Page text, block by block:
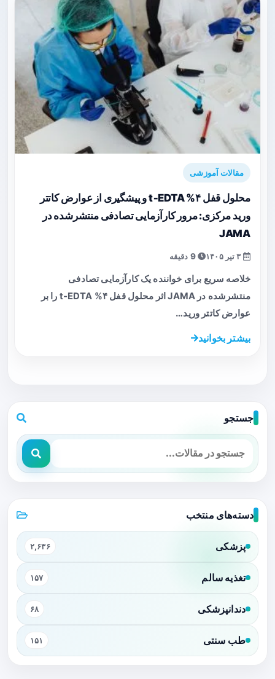
مقالات آموزشی
محلول قفل ۴% t‑EDTA و پیشگیری از عوارض کاتتر
ورید مرکزی: مرور کارآزمایی تصادفی منتشرشده در
JAMA
9 دقیقه
خلاصه سریع برای خواننده یک کارآزمایی تصادفی
منتشرشده در JAMA اثر محلول قفل ۴% t‑EDTA را بر
عوارض کاتتر ورید…
بیشتر بخوانید
جستجو
دسته‌های منتخب
پزشکی ۲,۶۳۶
تغذیه سالم ۱۵۷
دندانپزشکی ۶۸
طب سنتی ۱۵۱